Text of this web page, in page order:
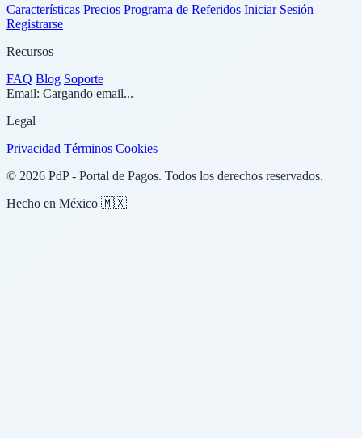
Características Precios Programa de Referidos Iniciar Sesión
Registrarse
Recursos
FAQ Blog Soporte
Email: Cargando email...
Legal
Privacidad Términos Cookies
© 2026 PdP - Portal de Pagos. Todos los derechos reservados.
Hecho en México 🇲🇽